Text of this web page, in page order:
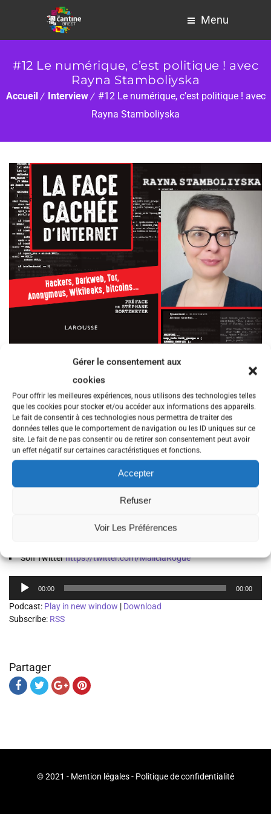
Gérer le consentement aux
cookies
Pour offrir les meilleures expériences, nous utilisons des technologies telles
que les cookies pour stocker et/ou accéder aux informations des appareils.
Le fait de consentir à ces technologies nous permettra de traiter des
données telles que le comportement de navigation ou les ID uniques sur ce
site. Le fait de ne pas consentir ou de retirer son consentement peut avoir
un effet négatif sur certaines caractéristiques et fonctions.
Accepter
Refuser
Voir Les Préférences
Menu
#12 Le numérique, c’est politique ! avec
Rayna Stamboliyska
Accueil Interview
#12 Le numérique, c’est politique ! avec
Rayna Stamboliyska
Dans cette deuxième partie de l’entretien avec Rayna Stamboliyska,
vous apprendrez tout, ou presque, des évolutions actuellement en
particulier sur le RGPD, le DSA et le DMA. Mais rassurez-vous, on
parle aussi de réveil des gènes dormants et de supers-héroïnes !
Vers la première partie sur la cybersécurité :https://www.lacantine-
brest.net/11-cybersecurite-sans-cliches-avec-rayna-stamboliyska/
Plus sur le web :
La Face cachée d’Internet : comprendre les enjeux du numérique
Son Twitterhttps://twitter.com/MaliciaRogue
Lecteur
audio
00:00 00:00
Podcast: Play in new window | Download
Subscribe: RSS
Partager
© 2021 - Mention légales- Politique de confidentialité